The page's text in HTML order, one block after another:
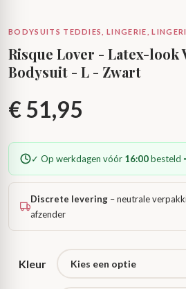
BODYSUITS TEDDIES, LINGERIE,
Risque Lover - Latex-look
Bodysuit - L - Zwart
€51,95
✓ Op werkdagen vóór 16:00besteld
Discrete levering – neutrale
afzender
Kleur